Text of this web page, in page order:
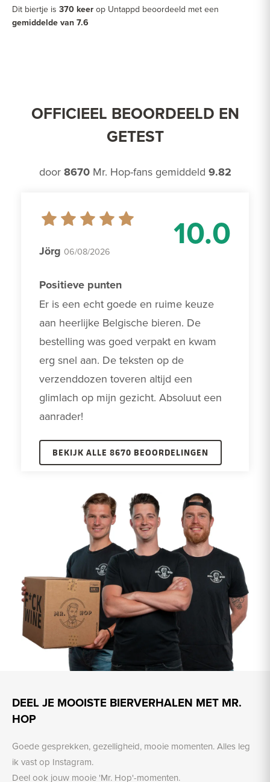
Dit biertje is 370 keer op Untappd beoordeeld met een
gemiddelde van 7.6
OFFICIEEL BEOORDEELD EN
GETEST
door 8670Mr. Hop-fans gemiddeld 9.82
10.0
Jörg 06/08/2026
Positieve punten
Er is een echt goede en ruime keuze
aan heerlijke Belgische bieren. De
bestelling was goed verpakt en kwam
erg snel aan. De teksten op de
verzenddozen toveren altijd een
glimlach op mijn gezicht. Absoluut een
aanrader!
BEKIJK ALLE 8670 BEOORDELINGEN
DEEL JE MOOISTE BIERVERHALEN MET MR.
HOP
Goede gesprekken, gezelligheid, mooie momenten. Alles leg
ik vast op Instagram.
Deel ook jouw mooie 'Mr. Hop'-momenten.